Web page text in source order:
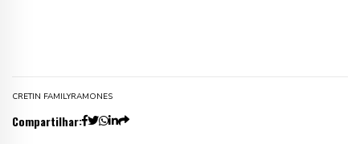
CRETIN FAMILYRAMONES
Compartilhar: